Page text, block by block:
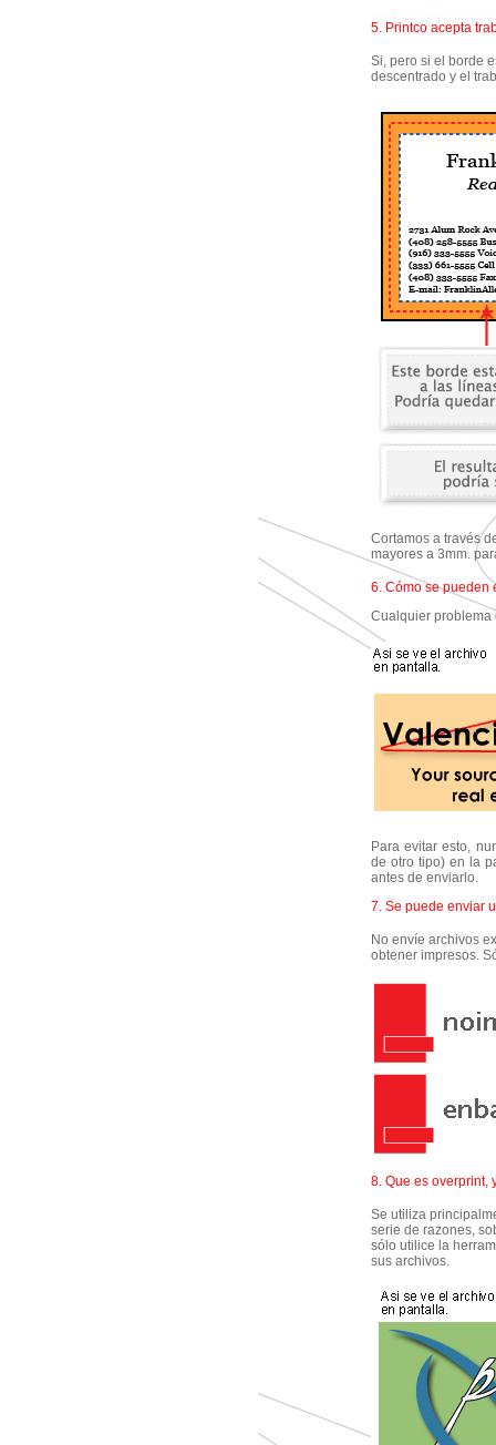
5. Printco acepta
Si, pero si el borde
descentrado y el
Cortamos a través
mayores a 3mm.
6. Cómo se pueden
Cualquier problema
Para evitar esto,
de otro tipo) en la
antes de enviarlo.
7. Se puede enviar
No envíe archivos
obtener impresos.
8. Que es overprint,
Se utiliza
serie de razones,
sólo utilice la
sus archivos.